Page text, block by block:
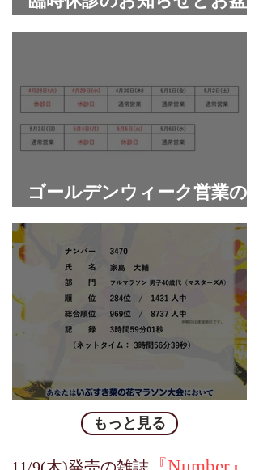
ゴールデンウィーク営業の
フルマラソンに初挑戦
もっと見る
​11/9(木)発売の雑誌『Number』